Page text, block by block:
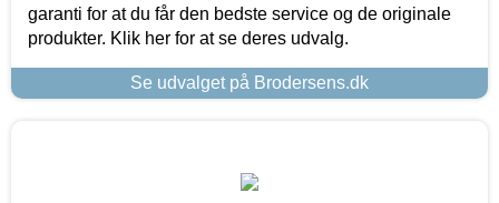
garanti for at du får den bedste service og de originale
produkter. Klik her for at se deres udvalg.
Se udvalget på Brodersens.dk